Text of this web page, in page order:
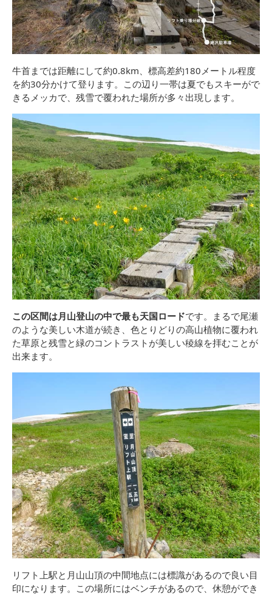
牛首までは距離にして約0.8km、標高差約180メートル程度
を約30分かけて登ります。この辺り一帯は夏でもスキーがで
きるメッカで、残雪で覆われた場所が多々出現します。
この区間は月山登山の中で最も天国ロードです。まるで尾瀬
のような美しい木道が続き、色とりどりの高山植物に覆われ
た草原と残雪と緑のコントラストが美しい稜線を拝むことが
出来ます。
リフト上駅と月山山頂の中間地点には標識があるので良い目
印になります。この場所にはベンチがあるので、休憩ができ